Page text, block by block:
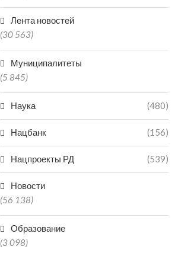
Лента новостей
(30 563)
Муниципалитеты
(5 845)
Наука (480)
Нацбанк (156)
Нацпроекты РД (539)
Новости
(56 138)
Образование
(3 098)